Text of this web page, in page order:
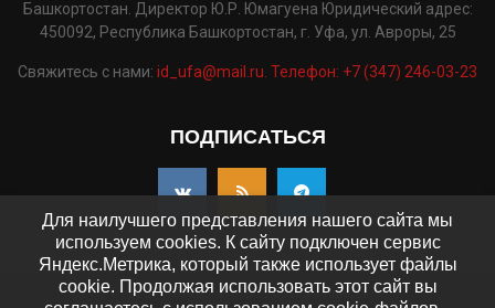
Башкортостан. Директор Ю.Р. Юмагуена Юридический адрес:
450092, Республика Башкортостан, г. Уфа, ул. Авроры, 25
Свяжитесь с нами: id_ufa@mail.ru. Телефон: +7 (347) 246-03-23
ПОДПИСАТЬСЯ
©2025 - pressaufa.ru. Все права защищены.
Для наилучшего представления нашего сайта мы
используем cookies. К сайту подключен сервис
Яндекс.Метрика, который также использует файлы
cookie. Продолжая использовать этот сайт вы